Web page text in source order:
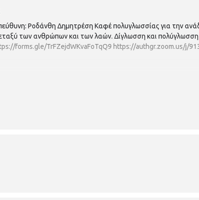
Ροδάνθη Δημητρέση Καφέ πολυγλωσσίας για την
των ανθρώπων και των λαών. Δίγλωσση και πολύγλωσση
forms.gle/TrFZejdWKvaFoTqQ9 https://authgr.zoom.us/j/